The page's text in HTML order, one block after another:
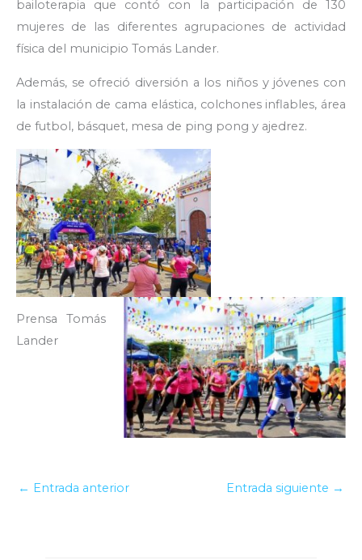
bailoterapia que contó con la participación de 130
mujeres de las diferentes agrupaciones de actividad
física del municipio Tomás Lander.
Además, se ofreció diversión a los niños y jóvenes con
la instalación de cama elástica, colchones inflables, área
de futbol, básquet, mesa de ping pong y ajedrez.
Prensa Tomás
Lander
← Entrada anterior Entrada siguiente →